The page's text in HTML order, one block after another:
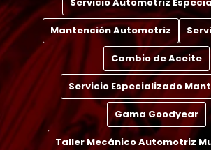
Servicio Automotriz
Mantención Automotriz
Cambio de Aceite
Servicio Especializado
Gama Goodyear
Taller Mecánico Automotriz